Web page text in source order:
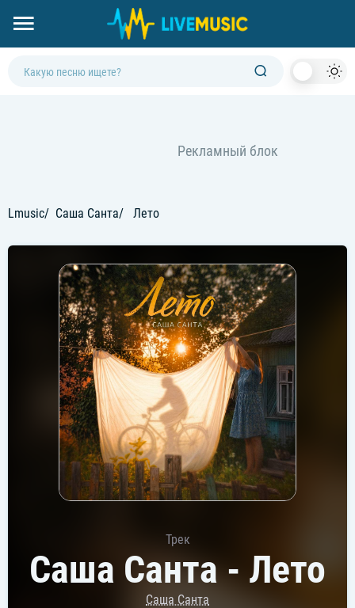
Lmusic Саша Санта Лето
Трек
Саша Санта - Лето
Саша Санта